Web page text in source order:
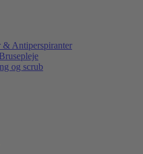
& Antiperspiranter
og scrub